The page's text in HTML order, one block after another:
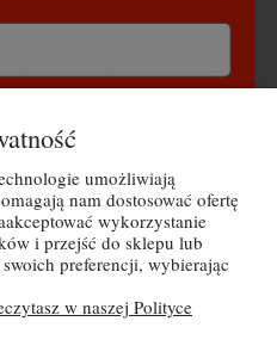
jak Riesling czy Chenin
I DOSTAWA
umożliwiają
nam dostosować ofertę
wykorzystanie
i przejść do sklepu lub
preferencji, wybierając
w naszej Polityce
Buy Wine Sp. z o.o.
30 zł rabatu
się zpolityką prywatności